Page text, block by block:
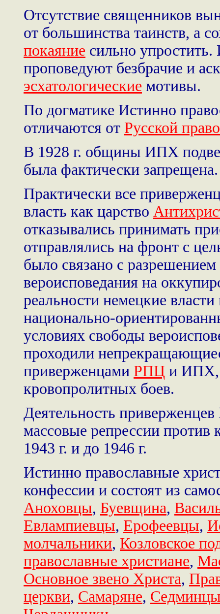
Отсутствие священников
от большинства таинств, а
покаяние сильно
проповедуют безбрачие и
эсхатологические мотивы.
По догматике Истинно
отличаются от Русской
В 1928 г. общины ИПХ
была фактически запрещена.
Практически все
власть как царство
отказывались принимать
отправлялись на фронт с
было связано с
вероисповедания на
реальности немецкие
национально-
условиях свободы
проходили
приверженцами РПЦ и ИПХ,
кровопролитных боев.
Деятельность
массовые репрессии против
1943 г. и до 1946 г.
Истинно православные
конфессии и состоят из
Аноховцы, Буевщина,
Евлампиевцы, Ерофеевцы,
молчальники, Козловское
православные христиане,
Основное звено Христа,
церкви, Самаряне,